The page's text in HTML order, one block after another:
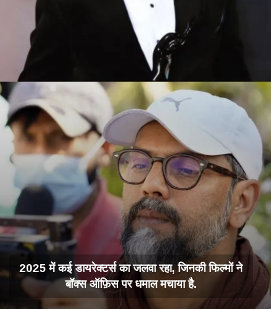
2025 में कई डायरेक्टर्स का जलवा रहा, जिनकी फिल्मों ने
बॉक्स ऑफ़िस पर धमाल मचाया है.